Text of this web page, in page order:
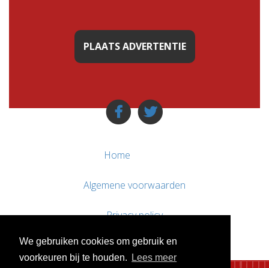
We gebruiken cookies om gebruik en
voorkeuren bij te houden.
Lees meer
PLAATS ADVERTENTIE
Home
Algemene voorwaarden
Privacy policy
Contact / Support